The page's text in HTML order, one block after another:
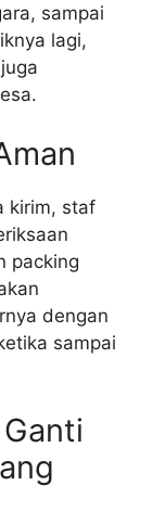
sampai
lagi,
kirim, staf
packing
dengan
sampai